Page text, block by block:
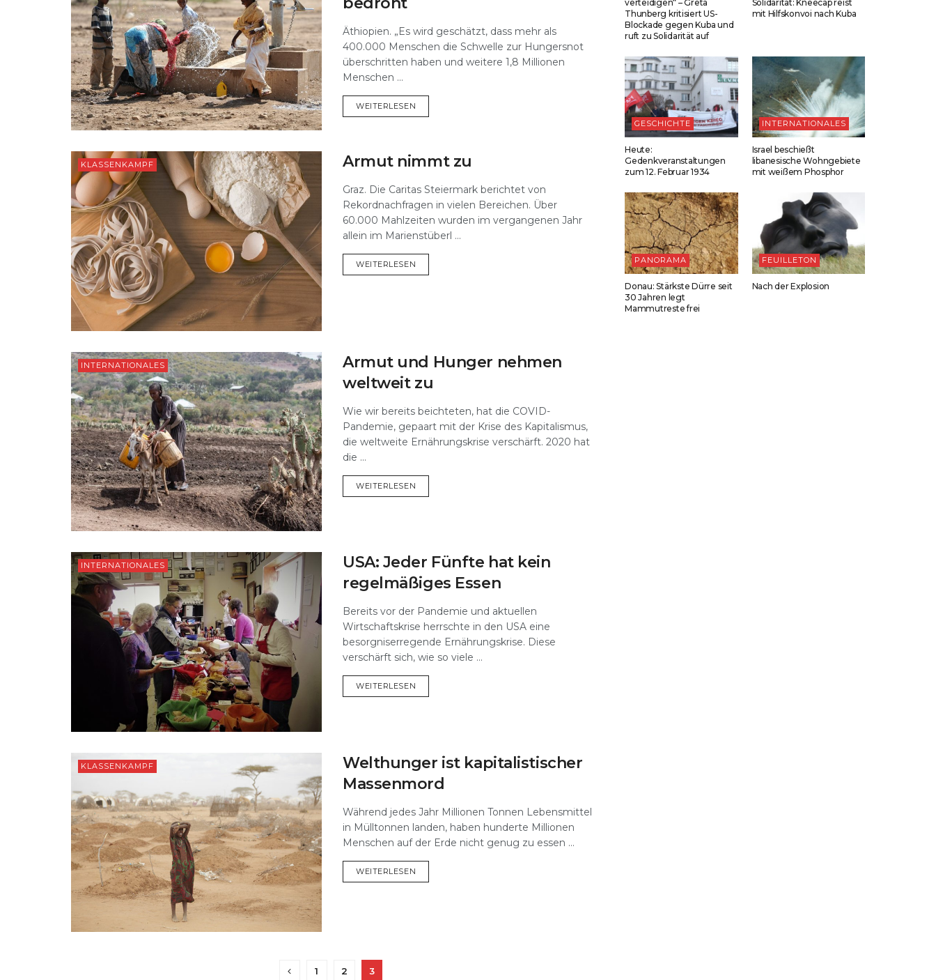
Äthiopien. „Es wird geschätzt, dass mehr als
400.000 Menschen die Schwelle zur Hungersnot
überschritten haben und weitere 1,8 Millionen
Menschen ...
WEITERLESEN
KLASSENKAMPF Armut nimmt zu
Graz. Die Caritas Steiermark berichtet von
Rekordnachfragen in vielen Bereichen. Über
60.000 Mahlzeiten wurden im vergangenen Jahr
allein im Marienstüberl ...
WEITERLESEN
INTERNATIONALES
Armut und Hunger nehmen
weltweit zu
Wie wir bereits beichteten, hat die COVID-
Pandemie, gepaart mit der Krise des Kapitalismus,
die weltweite Ernährungskrise verschärft. 2020 hat
die ...
WEITERLESEN
INTERNATIONALES
USA: Jeder Fünfte hat kein
regelmäßiges Essen
Bereits vor der Pandemie und aktuellen
Wirtschaftskrise herrschte in den USA eine
besorgniserregende Ernährungskrise. Diese
verschärft sich, wie so viele ...
WEITERLESEN
KLASSENKAMPF
Welthunger ist kapitalistischer
Massenmord
Während jedes Jahr Millionen Tonnen Lebensmittel
in Mülltonnen landen, haben hunderte Millionen
Menschen auf der Erde nicht genug zu essen ...
WEITERLESEN
1 2 3
verteidigen“ – Greta
Thunberg kritisiert US-
Blockade gegen Kuba und
ruft zu Solidarität auf
Solidarität: Kneecap reist
mit Hilfskonvoi nach Kuba
GESCHICHTE
Heute:
Gedenkveranstaltungen
zum 12. Februar 1934
INTERNATIONALES
Israel beschießt
libanesische Wohngebiete
mit weißem Phosphor
PANORAMA
Donau: Stärkste Dürre seit
30 Jahren legt
Mammutreste frei
FEUILLETON
Nach der Explosion